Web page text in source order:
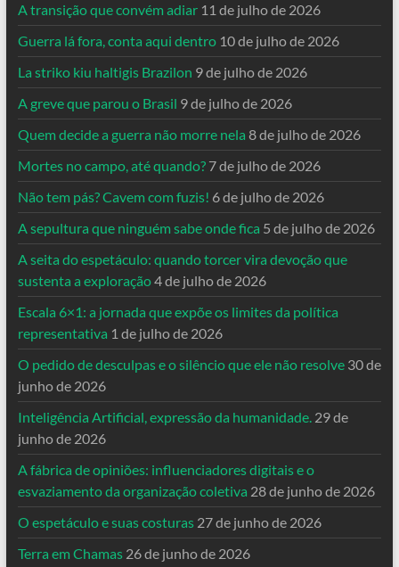
A transição que convém adiar 11 de julho de 2026
Guerra lá fora, conta aqui dentro 10 de julho de 2026
La striko kiu haltigis Brazilon 9 de julho de 2026
A greve que parou o Brasil 9 de julho de 2026
Quem decide a guerra não morre nela 8 de julho de 2026
Mortes no campo, até quando? 7 de julho de 2026
Não tem pás? Cavem com fuzis! 6 de julho de 2026
A sepultura que ninguém sabe onde fica 5 de julho de 2026
A seita do espetáculo: quando torcer vira devoção que
sustenta a exploração4 de julho de 2026
Escala 6×1: a jornada que expõe os limites da política
representativa 1 de julho de 2026
O pedido de desculpas e o silêncio que ele não resolve 30 de
junho de 2026
Inteligência Artificial, expressão da humanidade. 29 de
junho de 2026
A fábrica de opiniões: influenciadores digitais e o
esvaziamento da organização coletiva 28 de junho de 2026
O espetáculo e suas costuras 27 de junho de 2026
Terra em Chamas 26 de junho de 2026